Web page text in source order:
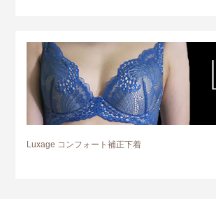
Luxage コンフォート補正下着